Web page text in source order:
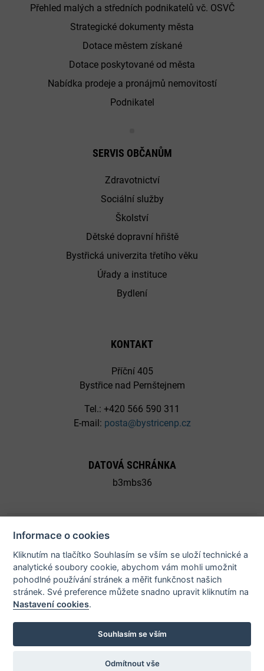
Informace o cookies
Kliknutím na tlačítko Souhlasím se vším se uloží technické a
analytické soubory cookie, abychom vám mohli umožnit
pohodlné používání stránek a měřit funkčnost našich
stránek. Své preference můžete snadno upravit kliknutím na
Nastavení cookies.
Souhlasím se vším
Odmítnout vše
Přehled malých a středních podnikatelů vč. OSVČ
Strategické dokumenty města
Dotace městem získané
Dotace poskytované od města
Nabídka prodeje a pronájmů nemovitostí
Podnikatel
SERVIS OBČANŮM
Zdravotnictví
Sociální služby
Školství
Dětské dopravní hřiště
Bystřická univerzita třetího věku
Úřady a instituce
Bydlení
KONTAKT
Příční 405
Bystřice nad Pernštejnem
Tel.: +420 566 590 311
E-mail: posta@bystricenp.cz
DATOVÁ SCHRÁNKA
b3mbs36
© 2026 Město Bystřice nad Pernštejnem - všechna práva
vyhrazena |Prohlášení o přístupnosti